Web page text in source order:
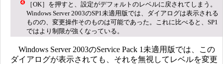
［OK］を押すと、設定がデフォルトのレベルに戻されてしまう。
Windows Server 2003のSP1未適用版では、ダイアログは表示される
ものの、変更操作そのものは可能であった。これに比べると、SP1
ではより制限が強くなっている。
Windows Server 2003のService Pack 1未適用版では、この
ダイアログが表示されても、それを無視してレベルを変更